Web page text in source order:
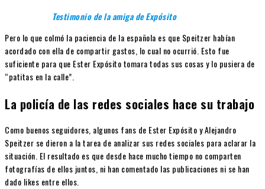
Testimonio de la amiga de Expósito
Pero lo que colmó la paciencia de la española es que Speitzer habían
acordado con ella de compartir gastos, lo cual no ocurrió. Esto fue
suficiente para que Ester Expósito tomara todas sus cosas y lo pusiera de
“patitas en la calle”.
La policía de las redes sociales hace su trabajo
Como buenos seguidores, algunos fans de Ester Expósito y Alejandro
Speitzer se dieron a la tarea de analizar sus redes sociales para aclarar la
situación. El resultado es que desde hace mucho tiempo no comparten
fotografías de ellos juntos, ni han comentado las publicaciones ni se han
dado likes entre ellos.